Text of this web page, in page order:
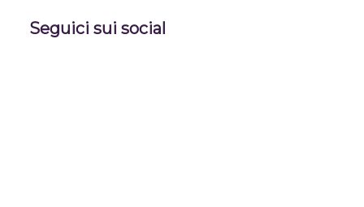
Seguici sui social